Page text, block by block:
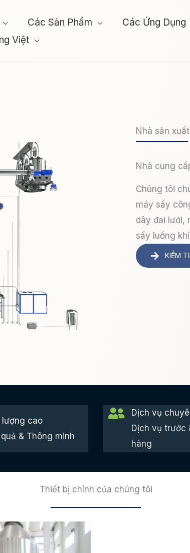
Các Sản Phẩm Các Ứng Dụng
Việt
Nhà sản
Nhà cung
Chúng tôi
máy sấy
dây đai lưới,
sấy luồng
KIỂM
lượng cao
& Thông minh
Dịch vụ
Dịch vụ trước
hàng
Thiết bị chính của chúng tôi